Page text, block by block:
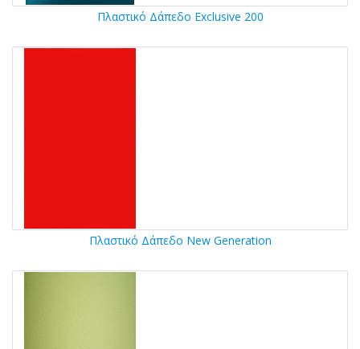
Πλαστικό Δάπεδο Exclusive 200
Πλαστικό Δάπεδο New Generation